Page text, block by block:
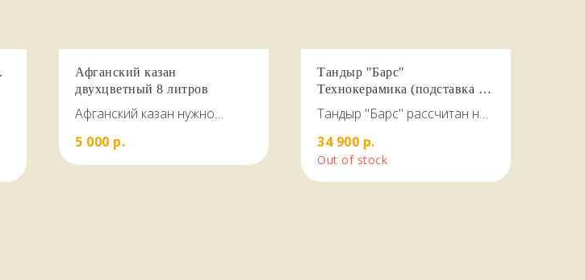
Афганский казан
двухцветный 8 литров
Афганский казан нужно
заполнять на 2/3 , до 5.5
литров
5 000 р.
Тандыр "Барс"
Технокерамика (подставка в
комплекте)
Тандыр "Барс" рассчитан на
загрузку до 4 кг. Мяса за один
раз
34 900 р.
Out of stock